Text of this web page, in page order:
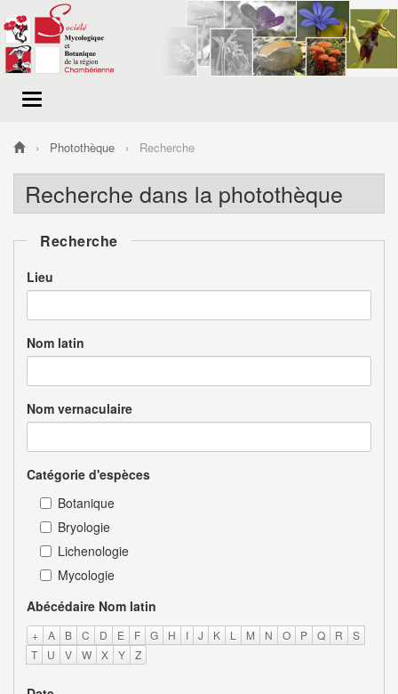
Menu
Photothèque Recherche
Recherche dans la photothèque
Recherche
Lieu
Nom latin
Nom vernaculaire
Catégorie d'espèces
Botanique
Bryologie
Lichenologie
Mycologie
Abécédaire Nom latin
+ A B C D E F G H I J K L M N O P Q R
S
T
U V W X Y Z